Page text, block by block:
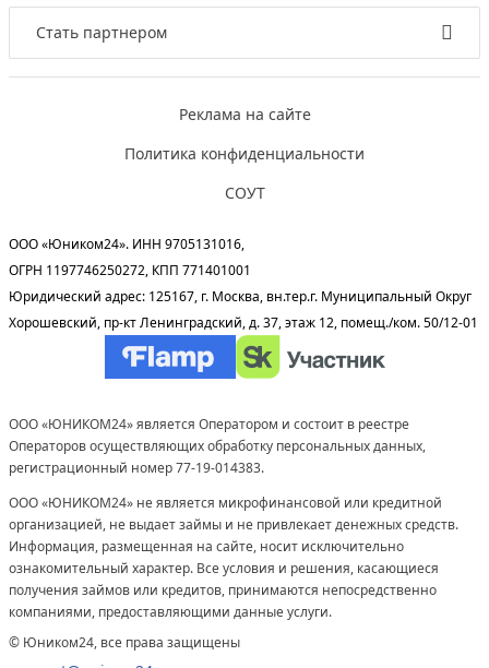
Стать партнером
Реклама на сайте
Политика конфиденциальности
СОУТ
ООО «Юником24». ИНН 9705131016,
ОГРН 1197746250272, КПП 771401001
Юридический адрес: 125167, г. Москва, вн.тер.г. Муниципальный Округ
Хорошевский, пр-кт Ленинградский, д. 37, этаж 12, помещ./ком. 50/12-01
ООО «ЮНИКОМ24» является Оператором и состоит в реестре
Операторов осуществляющих обработку персональных данных,
регистрационный номер 77-19-014383.
ООО «ЮНИКОМ24» не является микрофинансовой или кредитной
организацией, не выдает займы и не привлекает денежных средств.
Информация, размещенная на сайте, носит исключительно
ознакомительный характер. Все условия и решения, касающиеся
получения займов или кредитов, принимаются непосредственно
компаниями, предоставляющими данные услуги.
© Юником24, все права защищены